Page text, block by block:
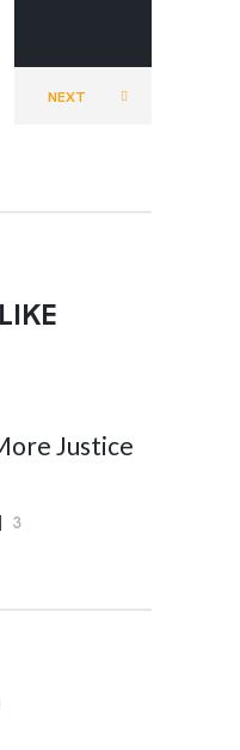
NEXT
Justice
3